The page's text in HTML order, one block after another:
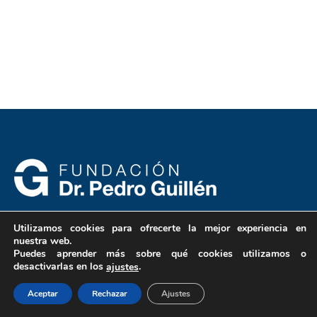
Av. del Ventisquero de la Condesa, 42
Madrid, España, 28035
91 735 57 57
91 735 57 58
Utilizamos cookies para ofrecerte la mejor experiencia en
nuestra web.
Puedes aprender más sobre qué cookies utilizamos o
desactivarlas en los ajustes.
Aceptar Rechazar Ajustes